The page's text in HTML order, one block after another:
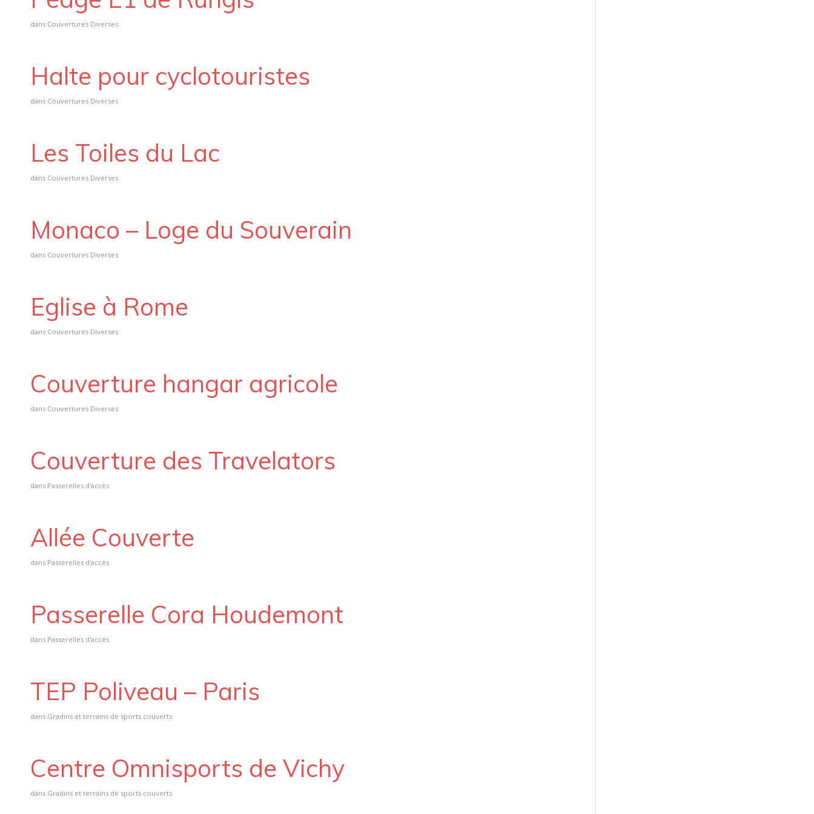
dans Couvertures Diverses
Halte pour cyclotouristes
dans Couvertures Diverses
Les Toiles du Lac
dans Couvertures Diverses
Monaco – Loge du Souverain
dans Couvertures Diverses
Eglise à Rome
dans Couvertures Diverses
Couverture hangar agricole
dans Couvertures Diverses
Couverture des Travelators
dans Passerelles d'accès
Allée Couverte
dans Passerelles d'accès
Passerelle Cora Houdemont
dans Passerelles d'accès
TEP Poliveau – Paris
dans Gradins et terrains de sports couverts
Centre Omnisports de Vichy
dans Gradins et terrains de sports couverts